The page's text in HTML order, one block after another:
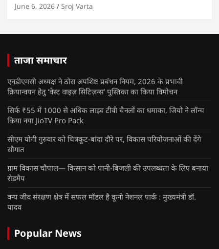
June 6, 2026 Sroj Varta
ताजा समाचार
एनडीएमसी अध्यक्ष ने ठोस अपशिष्ट प्रबंधन नियम, 2026 के प्रभावी
क्रियान्वयन हेतु ‘वेस्ट वाइज़ सिटिज़न्स’ पुस्तिका का किया विमोचन
सिर्फ ₹55 में 1000 से अधिक लाइव टीवी चैनलों का धमाका, जियो ने लॉन्च
किया नया JioTV Pro Pack
सीएम योगी गुरुवार को चित्रकूट-बांदा दौरे पर, विकास परियोजनाओं की देंगे
सौगात
ग्राम विकास चौपाल— किसान को पानी-बिजली की उपलब्धता के लिए बनाया
रोडमैप
वन्य जीव संरक्षण क्षेत्र में सफल मॉडल है कूनो नेशनल पार्क : मुख्यमंत्री डॉ.
यादव
Popular News